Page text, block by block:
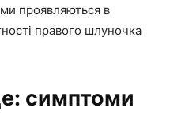
проявляються в
правого шлуночка
симптоми